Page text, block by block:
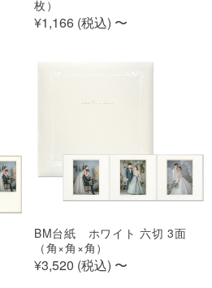
枚）
¥1,166 (税込) 〜
BM台紙 ホワイト 六切 3面
（角×角×角）
¥3,520 (税込) 〜